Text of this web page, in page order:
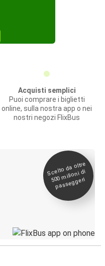
Acquisti semplici
Puoi comprare i biglietti
online, sulla nostra app o nei
nostri negozi FlixBus
Scelto da oltre
500
milioni di
passeggeri